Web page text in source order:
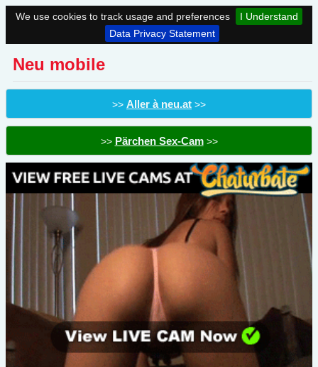
We use cookies to track usage and preferences
I Understand
Data Privacy Statement
Neu mobile
>> Aller à neu.at >>
>> Pärchen Sex-Cam>>